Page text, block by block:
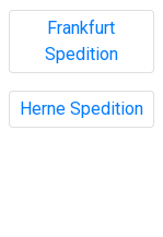
Frankfurt
Spedition
Herne Spedition